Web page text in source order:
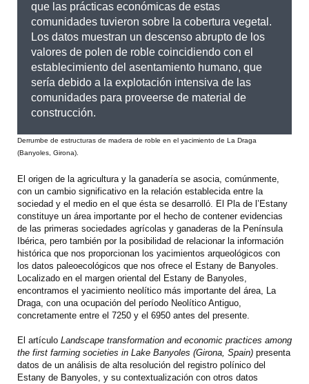
que las prácticas económicas de estas
comunidades tuvieron sobre la cobertura vegetal.
Los datos muestran un descenso abrupto de los
valores de polen de roble coincidiendo con el
establecimiento del asentamiento humano, que
sería debido a la explotación intensiva de las
comunidades para proveerse de material de
construcción.
Derrumbe de estructuras de madera de roble en el yacimiento de La Draga
(Banyoles, Girona).
El origen de la agricultura y la ganadería se asocia, comúnmente,
con un cambio significativo en la relación establecida entre la
sociedad y el medio en el que ésta se desarrolló. El Pla de l’Estany
constituye un área importante por el hecho de contener evidencias
de las primeras sociedades agrícolas y ganaderas de la Península
Ibérica, pero también por la posibilidad de relacionar la información
histórica que nos proporcionan los yacimientos arqueológicos con
los datos paleoecológicos que nos ofrece el Estany de Banyoles.
Localizado en el margen oriental del Estany de Banyoles,
encontramos el yacimiento neolítico más importante del área, La
Draga, con una ocupación del período Neolítico Antiguo,
concretamente entre el 7250 y el 6950 antes del presente.
El artículo Landscape transformation and economic practices among
the first farming societies in Lake Banyoles (Girona, Spain) presenta
datos de un análisis de alta resolución del registro polínico del
Estany de Banyoles, y su contextualización con otros datos